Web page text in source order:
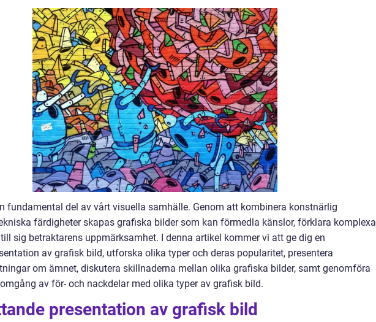
fundamental del av vårt visuella samhälle. Genom att kombinera konstnärlig
färdigheter skapas grafiska bilder som kan förmedla känslor, förklara komplexa
sig betraktarens uppmärksamhet. I denna artikel kommer vi att ge dig en
av grafisk bild, utforska olika typer och deras popularitet, presentera
om ämnet, diskutera skillnaderna mellan olika grafiska bilder, samt genomföra
av för- och nackdelar med olika typer av grafisk bild.
presentation av grafisk bild